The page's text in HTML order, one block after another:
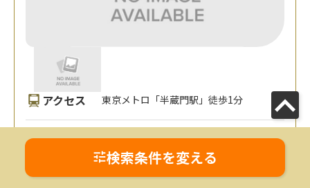
アクセス 東京メトロ「半蔵門駅」徒歩1分
〒102-0083 東京都千代田区麹町1-8-1
4 麹町YKビル2階
MAP
検索条件を変える